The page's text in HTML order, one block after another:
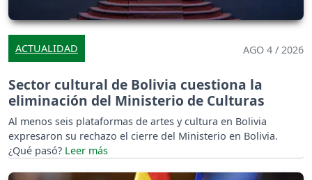
ACTUALIDAD AGO 4 / 2026
Sector cultural de Bolivia cuestiona la
eliminación del Ministerio de Culturas
Al menos seis plataformas de artes y cultura en Bolivia
expresaron su rechazo el cierre del Ministerio en Bolivia.
¿Qué pasó?